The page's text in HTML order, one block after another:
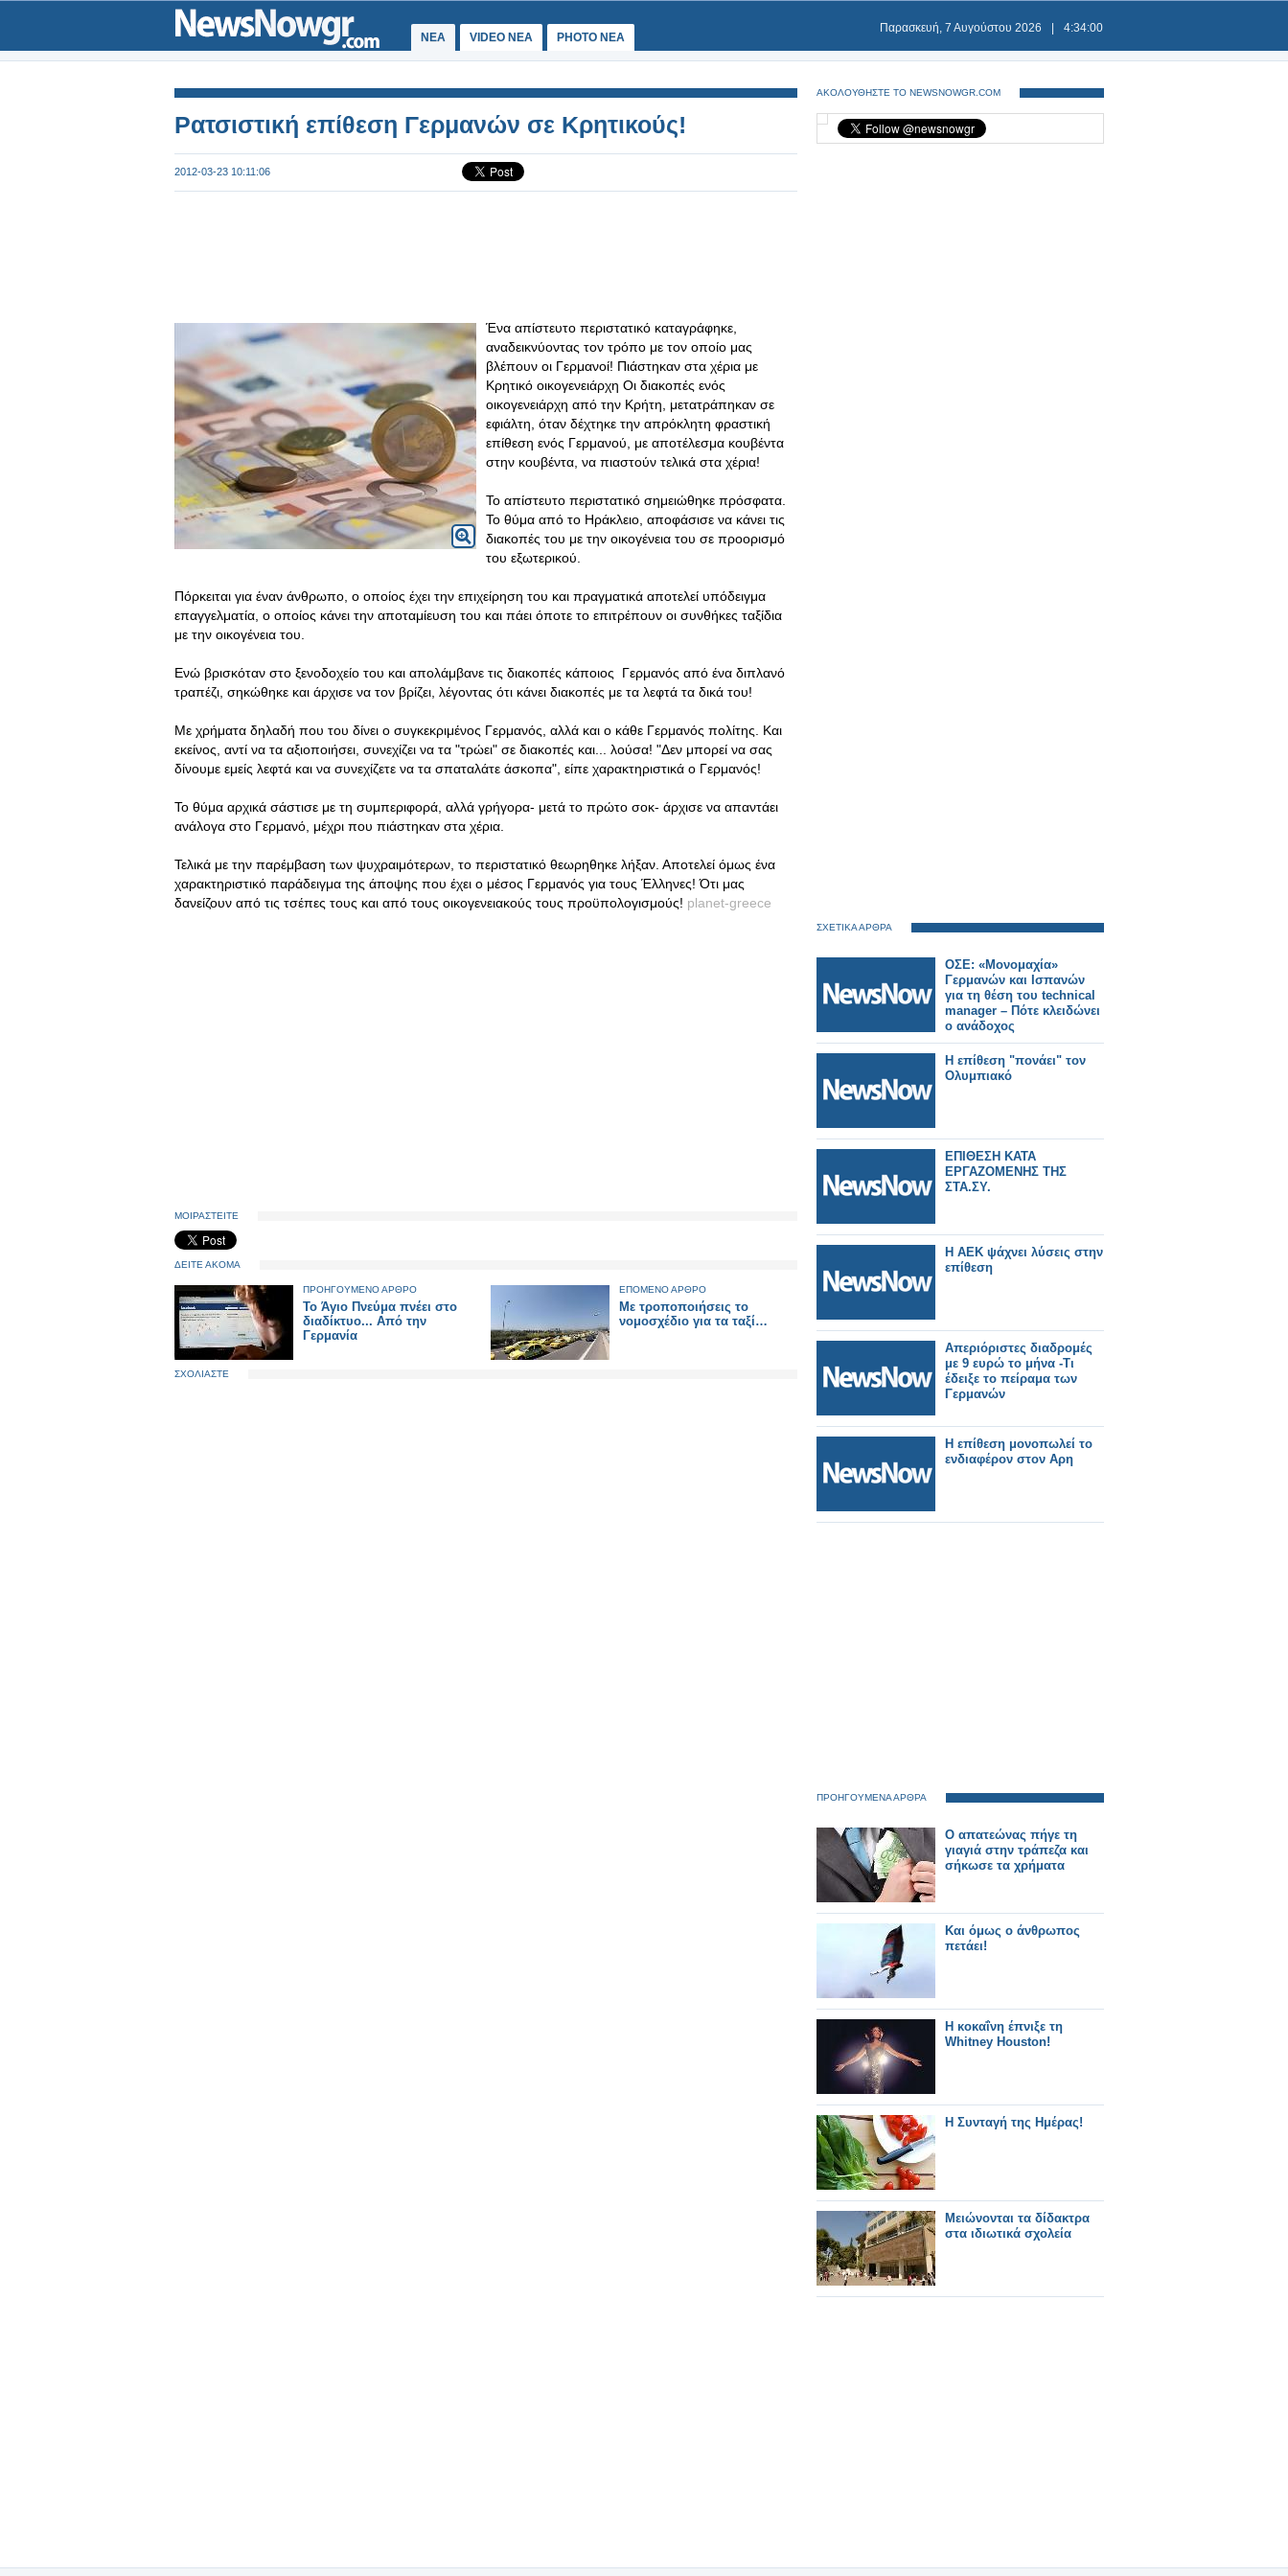
ΝΕΑ VIDEO NEA PHOTO NEA
Παρασκευή, 7 Αυγούστου 2026 4:34:00
Ρατσιστική επίθεση Γερμανών σε Κρητικούς!
2012-03-23 10:11:06
Ένα απίστευτο περιστατικό καταγράφηκε,
αναδεικνύοντας τον τρόπο με τον οποίο μας
βλέπουν οι Γερμανοί! Πιάστηκαν στα χέρια με
Κρητικό οικογενειάρχη Οι διακοπές ενός
οικογενειάρχη από την Κρήτη, μετατράπηκαν σε
εφιάλτη, όταν δέχτηκε την απρόκλητη φραστική
επίθεση ενός Γερμανού, με αποτέλεσμα κουβέντα
στην κουβέντα, να πιαστούν τελικά στα χέρια!
Το απίστευτο περιστατικό σημειώθηκε πρόσφατα.
Το θύμα από το Ηράκλειο, αποφάσισε να κάνει τις
διακοπές του με την οικογένεια του σε προορισμό
του εξωτερικού.
Πόρκειται για έναν άνθρωπο, ο οποίος έχει την επιχείρηση του και πραγματικά αποτελεί υπόδειγμα
επαγγελματία, ο οποίος κάνει την αποταμίευση του και πάει όποτε το επιτρέπουν οι συνθήκες ταξίδια
με την οικογένεια του.
Ενώ βρισκόταν στο ξενοδοχείο του και απολάμβανε τις διακοπές κάποιος Γερμανός από ένα διπλανό
τραπέζι, σηκώθηκε και άρχισε να τον βρίζει, λέγοντας ότι κάνει διακοπές με τα λεφτά τα δικά του!
Με χρήματα δηλαδή που του δίνει ο συγκεκριμένος Γερμανός, αλλά και ο κάθε Γερμανός πολίτης. Και
εκείνος, αντί να τα αξιοποιήσει, συνεχίζει να τα "τρώει" σε διακοπές και... λούσα! "Δεν μπορεί να σας
δίνουμε εμείς λεφτά και να συνεχίζετε να τα σπαταλάτε άσκοπα", είπε χαρακτηριστικά ο Γερμανός!
Το θύμα αρχικά σάστισε με τη συμπεριφορά, αλλά γρήγορα- μετά το πρώτο σοκ- άρχισε να απαντάει
ανάλογα στο Γερμανό, μέχρι που πιάστηκαν στα χέρια.
Τελικά με την παρέμβαση των ψυχραιμότερων, το περιστατικό θεωρηθηκε λήξαν. Αποτελεί όμως ένα
χαρακτηριστικό παράδειγμα της άποψης που έχει ο μέσος Γερμανός για τους Έλληνες! Ότι μας
δανείζουν από τις τσέπες τους και από τους οικογενειακούς τους προϋπολογισμούς! planet-greece
ΜΟΙΡΑΣΤΕΙΤΕ
ΔΕΙΤΕ ΑΚΟΜΑ
ΠΡΟΗΓΟΥΜΕΝΟ ΑΡΘΡΟ
Το Άγιο Πνεύμα πνέει στο
διαδίκτυο... Από την
Γερμανία
ΕΠΟΜΕΝΟ ΑΡΘΡΟ
Με τροποποιήσεις το
νομοσχέδιο για τα ταξί…
ΣΧΟΛΙΑΣΤΕ
ΑΚΟΛΟΥΘΗΣΤΕ ΤΟ NEWSNOWGR.COM
ΣΧΕΤΙΚΑ ΑΡΘΡΑ
ΟΣΕ: «Μονομαχία»
Γερμανών και Ισπανών
για τη θέση του technical
manager – Πότε κλειδώνει
ο ανάδοχος
Η επίθεση "πονάει" τον
Ολυμπιακό
ΕΠΙΘΕΣΗ ΚΑΤΑ
ΕΡΓΑΖΟΜΕΝΗΣ ΤΗΣ
ΣΤΑ.ΣΥ.
Η ΑΕΚ ψάχνει λύσεις στην
επίθεση
Απεριόριστες διαδρομές
με 9 ευρώ το μήνα -Τι
έδειξε το πείραμα των
Γερμανών
Η επίθεση μονοπωλεί το
ενδιαφέρον στον Αρη
ΠΡΟΗΓΟΥΜΕΝΑ ΑΡΘΡΑ
Ο απατεώνας πήγε τη
γιαγιά στην τράπεζα και
σήκωσε τα χρήματα
Και όμως ο άνθρωπος
πετάει!
Η κοκαΐνη έπνιξε τη
Whitney Houston!
Η Συνταγή της Ημέρας!
Μειώνονται τα δίδακτρα
στα ιδιωτικά σχολεία